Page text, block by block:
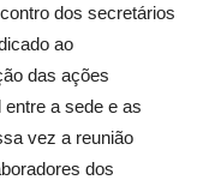
dos secretários
ao
das ações
a sede e as
vez a reunião
dos